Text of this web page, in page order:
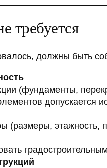
требуется
должны быть
(фундаменты,
допускается
этажность,